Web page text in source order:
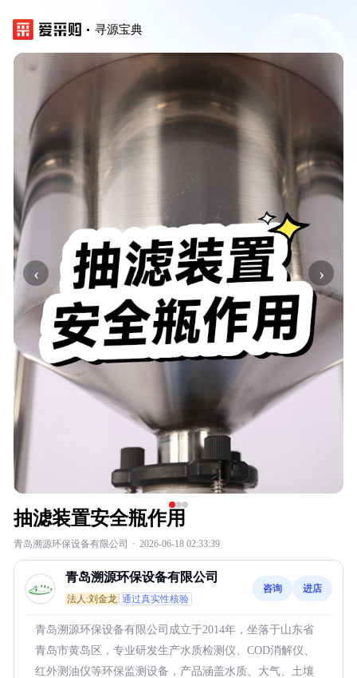
寻源宝典
‹ ›
抽滤装置安全瓶作用
青岛溯源环保设备有限公司 · 2026-06-18 02:33:39
青岛溯源环保设备有限公司
法人:刘金龙 通过真实性核验
咨询 进店
青岛溯源环保设备有限公司成立于2014年，坐落于山东省
青岛市黄岛区，专业研发生产水质检测仪、COD消解仪、
红外测油仪等环保监测设备，产品涵盖水质、大气、土壤